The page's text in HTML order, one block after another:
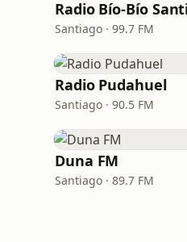
Santiago · 99.7 FM
Radio Pudahuel
Santiago · 90.5 FM
Duna FM
Santiago · 89.7 FM